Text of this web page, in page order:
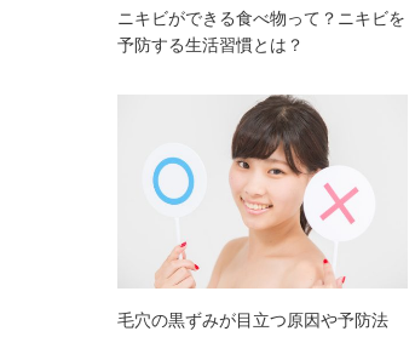
ニキビができる食べ物って？ニキビを
予防する生活習慣とは？
毛穴の黒ずみが目立つ原因や予防法